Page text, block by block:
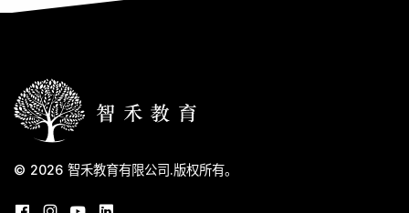
© 2026 智禾教育有限公司.版权所有。